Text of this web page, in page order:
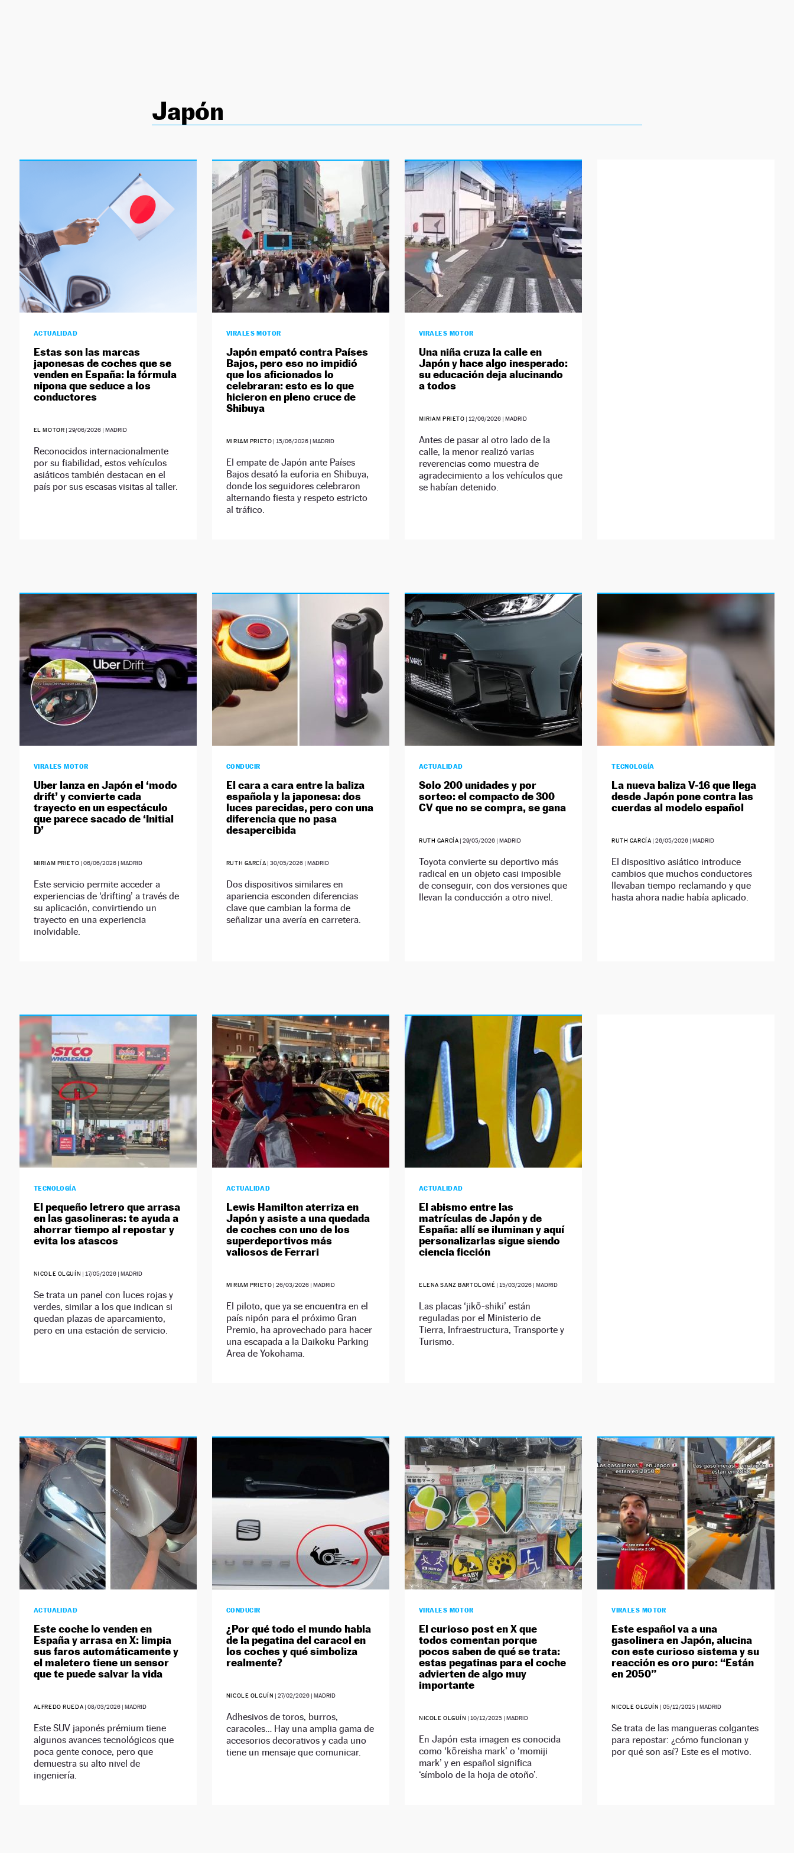
Japón
ACTUALIDAD
Estas son las marcas
japonesas de coches que se
venden en España: la fórmula
nipona que seduce a los
conductores
EL MOTOR |29/06/2026 | MADRID
Reconocidos internacionalmente
por su fiabilidad, estos vehículos
asiáticos también destacan en el
país por sus escasas visitas al taller.
VIRALES MOTOR
Japón empató contra Países
Bajos, pero eso no impidió
que los aficionados lo
celebraran: esto es lo que
hicieron en pleno cruce de
Shibuya
MIRIAM PRIETO | 15/06/2026 | MADRID
El empate de Japón ante Países
Bajos desató la euforia en Shibuya,
donde los seguidores celebraron
alternando fiesta y respeto estricto
al tráfico.
VIRALES MOTOR
Una niña cruza la calle en
Japón y hace algo inesperado:
su educación deja alucinando
a todos
MIRIAM PRIETO | 12/06/2026 | MADRID
Antes de pasar al otro lado de la
calle, la menor realizó varias
reverencias como muestra de
agradecimiento a los vehículos que
se habían detenido.
VIRALES MOTOR
Uber lanza en Japón el ‘modo
drift’ y convierte cada
trayecto en un espectáculo
que parece sacado de ‘Initial
D’
MIRIAM PRIETO |06/06/2026 | MADRID
Este servicio permite acceder a
experiencias de ‘drifting’ a través de
su aplicación, convirtiendo un
trayecto en una experiencia
inolvidable.
CONDUCIR
El cara a cara entre la baliza
española y la japonesa: dos
luces parecidas, pero con una
diferencia que no pasa
desapercibida
RUTH GARCÍA |30/05/2026 | MADRID
Dos dispositivos similares en
apariencia esconden diferencias
clave que cambian la forma de
señalizar una avería en carretera.
ACTUALIDAD
Solo 200 unidades y por
sorteo: el compacto de 300
CV que no se compra, se gana
RUTH GARCÍA |29/05/2026 | MADRID
Toyota convierte su deportivo más
radical en un objeto casi imposible
de conseguir, con dos versiones que
llevan la conducción a otro nivel.
TECNOLOGÍA
La nueva baliza V-16 que llega
desde Japón pone contra las
cuerdas al modelo español
RUTH GARCÍA |26/05/2026 | MADRID
El dispositivo asiático introduce
cambios que muchos conductores
llevaban tiempo reclamando y que
hasta ahora nadie había aplicado.
TECNOLOGÍA
El pequeño letrero que arrasa
en las gasolineras: te ayuda a
ahorrar tiempo al repostar y
evita los atascos
NICOLE OLGUÍN | 17/05/2026 | MADRID
Se trata un panel con luces rojas y
verdes, similar a los que indican si
quedan plazas de aparcamiento,
pero en una estación de servicio.
ACTUALIDAD
Lewis Hamilton aterriza en
Japón y asiste a una quedada
de coches con uno de los
superdeportivos más
valiosos de Ferrari
MIRIAM PRIETO |26/03/2026 | MADRID
El piloto, que ya se encuentra en el
país nipón para el próximo Gran
Premio, ha aprovechado para hacer
una escapada a la Daikoku Parking
Area de Yokohama.
ACTUALIDAD
El abismo entre las
matrículas de Japón y de
España: allí se iluminan y aquí
personalizarlas sigue siendo
ciencia ficción
ELENA SANZ BARTOLOMÉ | 15/03/2026 | MADRID
Las placas ‘jikō-shiki’ están
reguladas por el Ministerio de
Tierra, Infraestructura, Transporte y
Turismo.
ACTUALIDAD
Este coche lo venden en
España y arrasa en X: limpia
sus faros automáticamente y
el maletero tiene un sensor
que te puede salvar la vida
ALFREDO RUEDA |08/03/2026 | MADRID
Este SUV japonés prémium tiene
algunos avances tecnológicos que
poca gente conoce, pero que
demuestra su alto nivel de
ingeniería.
CONDUCIR
¿Por qué todo el mundo habla
de la pegatina del caracol en
los coches y qué simboliza
realmente?
NICOLE OLGUÍN |27/02/2026 | MADRID
Adhesivos de toros, burros,
caracoles… Hay una amplia gama de
accesorios decorativos y cada uno
tiene un mensaje que comunicar.
VIRALES MOTOR
El curioso post en X que
todos comentan porque
pocos saben de qué se trata:
estas pegatinas para el coche
advierten de algo muy
importante
NICOLE OLGUÍN | 10/12/2025 | MADRID
En Japón esta imagen es conocida
como ‘kōreisha mark’ o ‘momiji
mark’ y en español significa
‘símbolo de la hoja de otoño’.
VIRALES MOTOR
Este español va a una
gasolinera en Japón, alucina
con este curioso sistema y su
reacción es oro puro: “Están
en 2050”
NICOLE OLGUÍN |05/12/2025 | MADRID
Se trata de las mangueras colgantes
para repostar: ¿cómo funcionan y
por qué son así? Este es el motivo.